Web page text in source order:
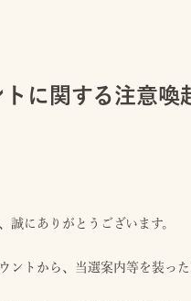
に関する注意喚
誠にありがとうございます。
ントから、当選案内等を装っ